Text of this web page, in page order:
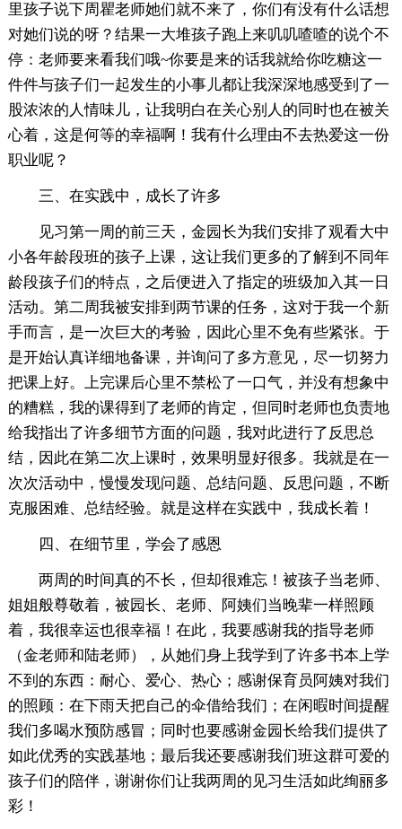
里孩子说下周瞿老师她们就不来了，你们有没有什么话想
对她们说的呀？结果一大堆孩子跑上来叽叽喳喳的说个不
停：老师要来看我们哦~你要是来的话我就给你吃糖这一
件件与孩子们一起发生的小事儿都让我深深地感受到了一
股浓浓的人情味儿，让我明白在关心别人的同时也在被关
心着，这是何等的幸福啊！我有什么理由不去热爱这一份
职业呢？
三、在实践中，成长了许多
见习第一周的前三天，金园长为我们安排了观看大中
小各年龄段班的孩子上课，这让我们更多的了解到不同年
龄段孩子们的特点，之后便进入了指定的班级加入其一日
活动。第二周我被安排到两节课的任务，这对于我一个新
手而言，是一次巨大的考验，因此心里不免有些紧张。于
是开始认真详细地备课，并询问了多方意见，尽一切努力
把课上好。上完课后心里不禁松了一口气，并没有想象中
的糟糕，我的课得到了老师的肯定，但同时老师也负责地
给我指出了许多细节方面的问题，我对此进行了反思总
结，因此在第二次上课时，效果明显好很多。我就是在一
次次活动中，慢慢发现问题、总结问题、反思问题，不断
克服困难、总结经验。就是这样在实践中，我成长着！
四、在细节里，学会了感恩
两周的时间真的不长，但却很难忘！被孩子当老师、
姐姐般尊敬着，被园长、老师、阿姨们当晚辈一样照顾
着，我很幸运也很幸福！在此，我要感谢我的指导老师
（金老师和陆老师），从她们身上我学到了许多书本上学
不到的东西：耐心、爱心、热心；感谢保育员阿姨对我们
的照顾：在下雨天把自己的伞借给我们；在闲暇时间提醒
我们多喝水预防感冒；同时也要感谢金园长给我们提供了
如此优秀的实践基地；最后我还要感谢我们班这群可爱的
孩子们的陪伴，谢谢你们让我两周的见习生活如此绚丽多
彩！